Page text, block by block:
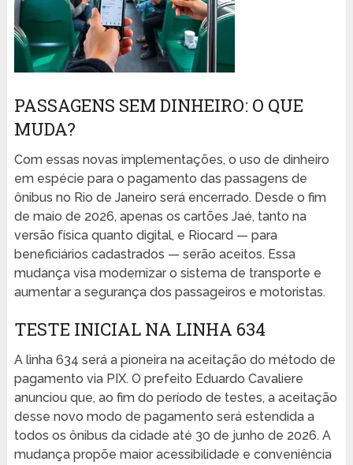
PASSAGENS SEM DINHEIRO: O QUE
MUDA?
Com essas novas implementações, o uso de dinheiro
em espécie para o pagamento das passagens de
ônibus no Rio de Janeiro será encerrado. Desde o fim
de maio de 2026, apenas os cartões Jaé, tanto na
versão física quanto digital, e Riocard — para
beneficiários cadastrados — serão aceitos. Essa
mudança visa modernizar o sistema de transporte e
aumentar a segurança dos passageiros e motoristas.
TESTE INICIAL NA LINHA 634
A linha 634 será a pioneira na aceitação do método de
pagamento via PIX. O prefeito Eduardo Cavaliere
anunciou que, ao fim do período de testes, a aceitação
desse novo modo de pagamento será estendida a
todos os ônibus da cidade até 30 de junho de 2026. A
mudança propõe maior acessibilidade e conveniência